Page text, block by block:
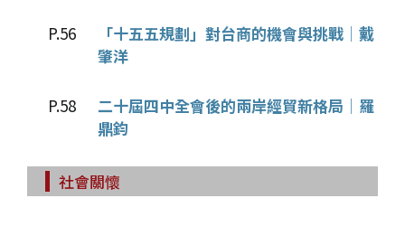
P.56
「十五五規劃」對台商的機會與挑戰│戴
肇洋
P.58
二十屆四中全會後的兩岸經貿新格局│羅
鼎鈞
社會關懷